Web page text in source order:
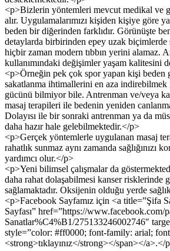
<p>Bizlerin yöntemleri mevcut medikal ve
alır. Uygulamalarımızı kişiden kişiye göre
beden bir diğerinden farklıdır. Görünüşte
detaylarda birbirinden epey uzak biçimlerde
hiçbir zaman modern tıbbın yerini alamaz.
kullanımındaki değişimler yaşam kalitesini
<p>Örneğin pek çok spor yapan kişi beden
sakatlanma ihtimallerini en aza
gücünü bilmiyor bile. Antrenman ve/veya
masaj terapileri ile bedenin yeniden
Dolayısı ile bir sonraki antrenman ya da
daha hazır hale gelebilmektedir.</p>
<p>Gerçek yöntemlerle uygulanan masaj
rahatlık sunmaz aynı zamanda sağlığınızı
yardımcı olur.</p>
<p>Yeni bilimsel çalışmalar da
daha rahat dolaşabilmesi kanser risklerinde
sağlamaktadır. Oksijenin olduğu yerde
<p>Facebook Sayfamız için <a title=”Şifa
Sayfası” href=”https://www.facebook.com/
Sanatlar%C4%B1/275133246002746″
style=”color: #ff0000; font-family: arial;
<strong>tıklayınız</strong></span></a>.</